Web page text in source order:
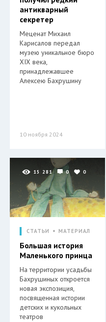
антикварный
секретер
Меценат Михаил
Карисалов передал
музею уникальное бюро
XIX века,
принадлежавшее
Алексею Бахрушину
10 ноября 2024
15 281 0 0
СТАТЬИ МАТЕРИАЛ
Большая история
Маленького принца
На территории усадьбы
Бахрушиных откроется
новая экспозиция,
посвященная истории
детских и кукольных
театров